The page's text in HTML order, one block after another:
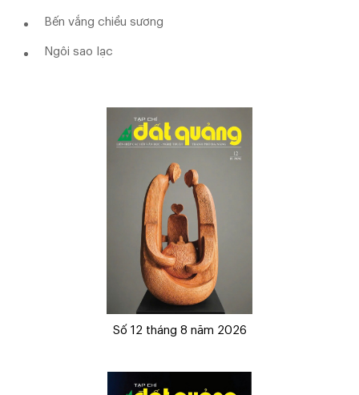
Bến vắng chiều sương
Ngôi sao lạc
Số 12 tháng 8 năm 2026